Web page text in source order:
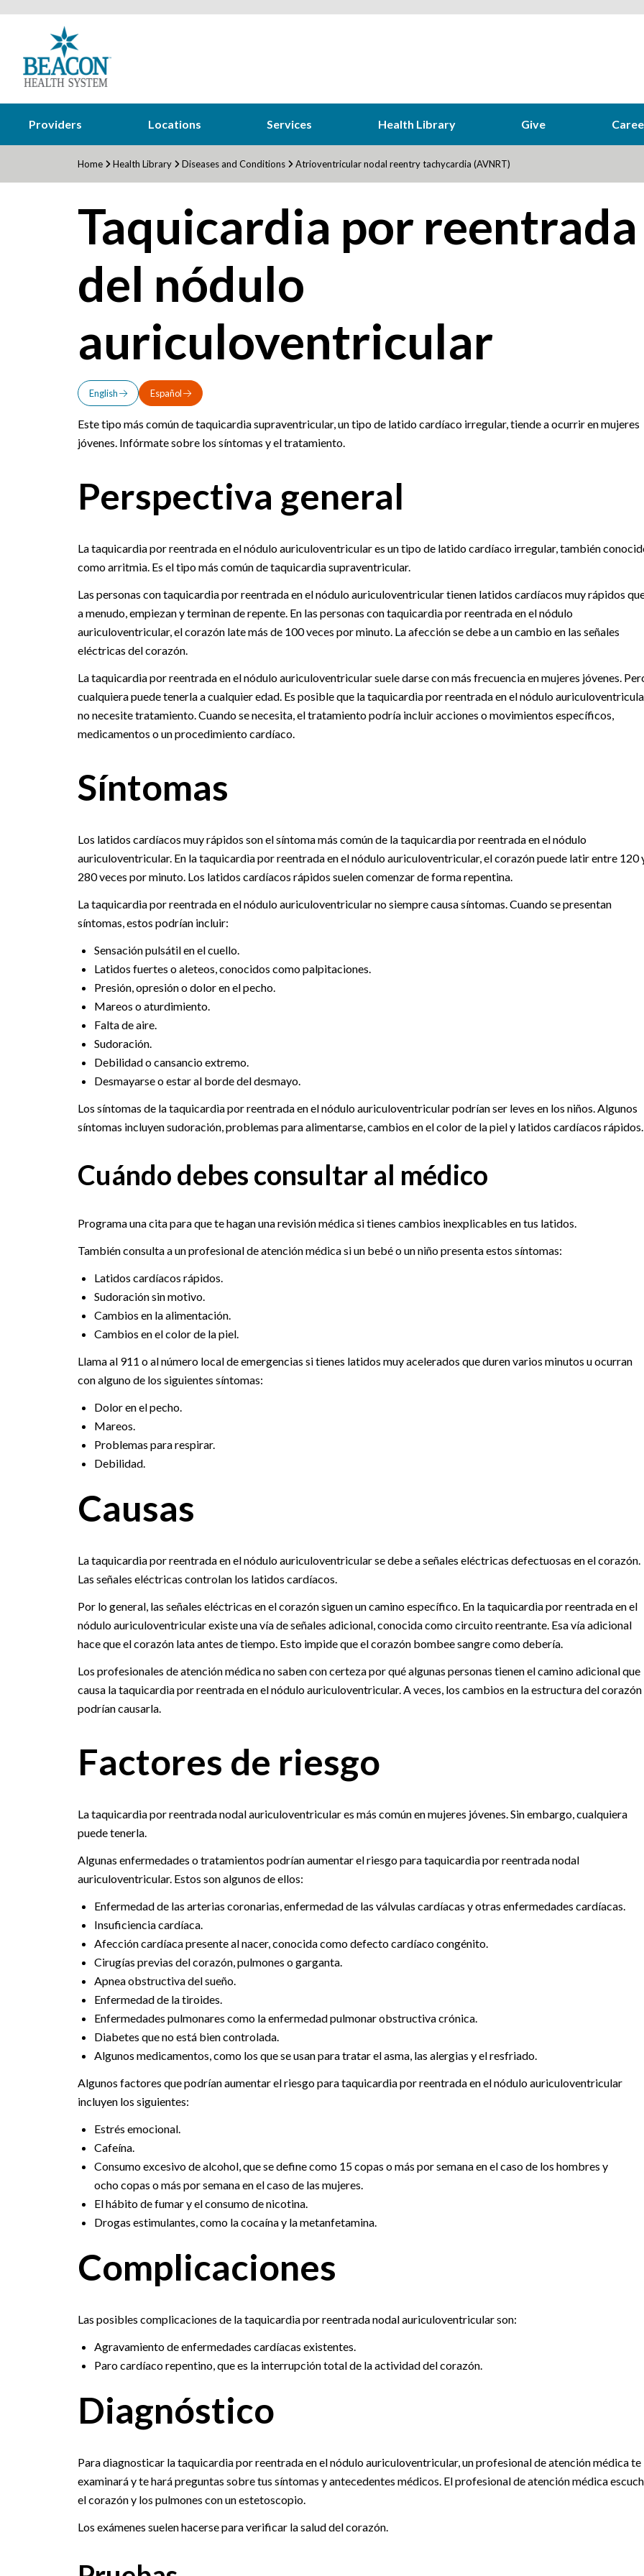
Providers Locations Services Health Library Give
Home Health Library Diseases and Conditions Atrioventricular nodal reentry tachycardia (AVNRT)
Taquicardia por reentrada
del nódulo
auriculoventricular
English Español
Este tipo más común de taquicardia supraventricular, un tipo de latido cardíaco irregular, tiende a ocurrir en mujeres
jóvenes. Infórmate sobre los síntomas y el tratamiento.
Perspectiva general
La taquicardia por reentrada en el nódulo auriculoventricular es un tipo de latido cardíaco irregular, también
como arritmia. Es el tipo más común de taquicardia supraventricular.
Las personas con taquicardia por reentrada en el nódulo auriculoventricular tienen latidos cardíacos muy rápidos
a menudo, empiezan y terminan de repente. En las personas con taquicardia por reentrada en el nódulo
auriculoventricular, el corazón late más de 100 veces por minuto. La afección se debe a un cambio en las señales
eléctricas del corazón.
La taquicardia por reentrada en el nódulo auriculoventricular suele darse con más frecuencia en mujeres jóvenes.
cualquiera puede tenerla a cualquier edad. Es posible que la taquicardia por reentrada en el nódulo
no necesite tratamiento. Cuando se necesita, el tratamiento podría incluir acciones o movimientos específicos,
medicamentos o un procedimiento cardíaco.
Síntomas
Los latidos cardíacos muy rápidos son el síntoma más común de la taquicardia por reentrada en el nódulo
auriculoventricular. En la taquicardia por reentrada en el nódulo auriculoventricular, el corazón puede latir entre 120
280 veces por minuto. Los latidos cardíacos rápidos suelen comenzar de forma repentina.
La taquicardia por reentrada en el nódulo auriculoventricular no siempre causa síntomas. Cuando se presentan
síntomas, estos podrían incluir:
Sensación pulsátil en el cuello.
Latidos fuertes o aleteos, conocidos como palpitaciones.
Presión, opresión o dolor en el pecho.
Mareos o aturdimiento.
Falta de aire.
Sudoración.
Debilidad o cansancio extremo.
Desmayarse o estar al borde del desmayo.
Los síntomas de la taquicardia por reentrada en el nódulo auriculoventricular podrían ser leves en los niños. Algunos
síntomas incluyen sudoración, problemas para alimentarse, cambios en el color de la piel y latidos cardíacos rápidos.
Cuándo debes consultar al médico
Programa una cita para que te hagan una revisión médica si tienes cambios inexplicables en tus latidos.
También consulta a un profesional de atención médica si un bebé o un niño presenta estos síntomas:
Latidos cardíacos rápidos.
Sudoración sin motivo.
Cambios en la alimentación.
Cambios en el color de la piel.
Llama al 911 o al número local de emergencias si tienes latidos muy acelerados que duren varios minutos u ocurran
con alguno de los siguientes síntomas:
Dolor en el pecho.
Mareos.
Problemas para respirar.
Debilidad.
Causas
La taquicardia por reentrada en el nódulo auriculoventricular se debe a señales eléctricas defectuosas en el corazón.
Las señales eléctricas controlan los latidos cardíacos.
Por lo general, las señales eléctricas en el corazón siguen un camino específico. En la taquicardia por reentrada en el
nódulo auriculoventricular existe una vía de señales adicional, conocida como circuito reentrante. Esa vía adicional
hace que el corazón lata antes de tiempo. Esto impide que el corazón bombee sangre como debería.
Los profesionales de atención médica no saben con certeza por qué algunas personas tienen el camino adicional que
causa la taquicardia por reentrada en el nódulo auriculoventricular. A veces, los cambios en la estructura del corazón
podrían causarla.
Factores de riesgo
La taquicardia por reentrada nodal auriculoventricular es más común en mujeres jóvenes. Sin embargo, cualquiera
puede tenerla.
Algunas enfermedades o tratamientos podrían aumentar el riesgo para taquicardia por reentrada nodal
auriculoventricular. Estos son algunos de ellos:
Enfermedad de las arterias coronarias, enfermedad de las válvulas cardíacas y otras enfermedades cardíacas.
Insuficiencia cardíaca.
Afección cardíaca presente al nacer, conocida como defecto cardíaco congénito.
Cirugías previas del corazón, pulmones o garganta.
Apnea obstructiva del sueño.
Enfermedad de la tiroides.
Enfermedades pulmonares como la enfermedad pulmonar obstructiva crónica.
Diabetes que no está bien controlada.
Algunos medicamentos, como los que se usan para tratar el asma, las alergias y el resfriado.
Algunos factores que podrían aumentar el riesgo para taquicardia por reentrada en el nódulo auriculoventricular
incluyen los siguientes:
Estrés emocional.
Cafeína.
Consumo excesivo de alcohol, que se define como 15 copas o más por semana en el caso de los hombres y
ocho copas o más por semana en el caso de las mujeres.
El hábito de fumar y el consumo de nicotina.
Drogas estimulantes, como la cocaína y la metanfetamina.
Complicaciones
Las posibles complicaciones de la taquicardia por reentrada nodal auriculoventricular son:
Agravamiento de enfermedades cardíacas existentes.
Paro cardíaco repentino, que es la interrupción total de la actividad del corazón.
Diagnóstico
Para diagnosticar la taquicardia por reentrada en el nódulo auriculoventricular, un profesional de atención médica te
examinará y te hará preguntas sobre tus síntomas y antecedentes médicos. El profesional de atención médica
el corazón y los pulmones con un estetoscopio.
Los exámenes suelen hacerse para verificar la salud del corazón.